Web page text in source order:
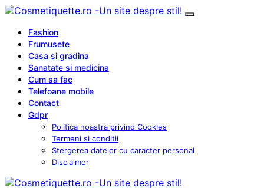
Fashion
Frumusete
Casa si gradina
Sanatate si medicina
Cum sa fac
Telefoane mobile
Contact
Gdpr
Politica noastra privind Cookies
Termeni si conditii
Stergerea datelor cu caracter personal
Disclaimer